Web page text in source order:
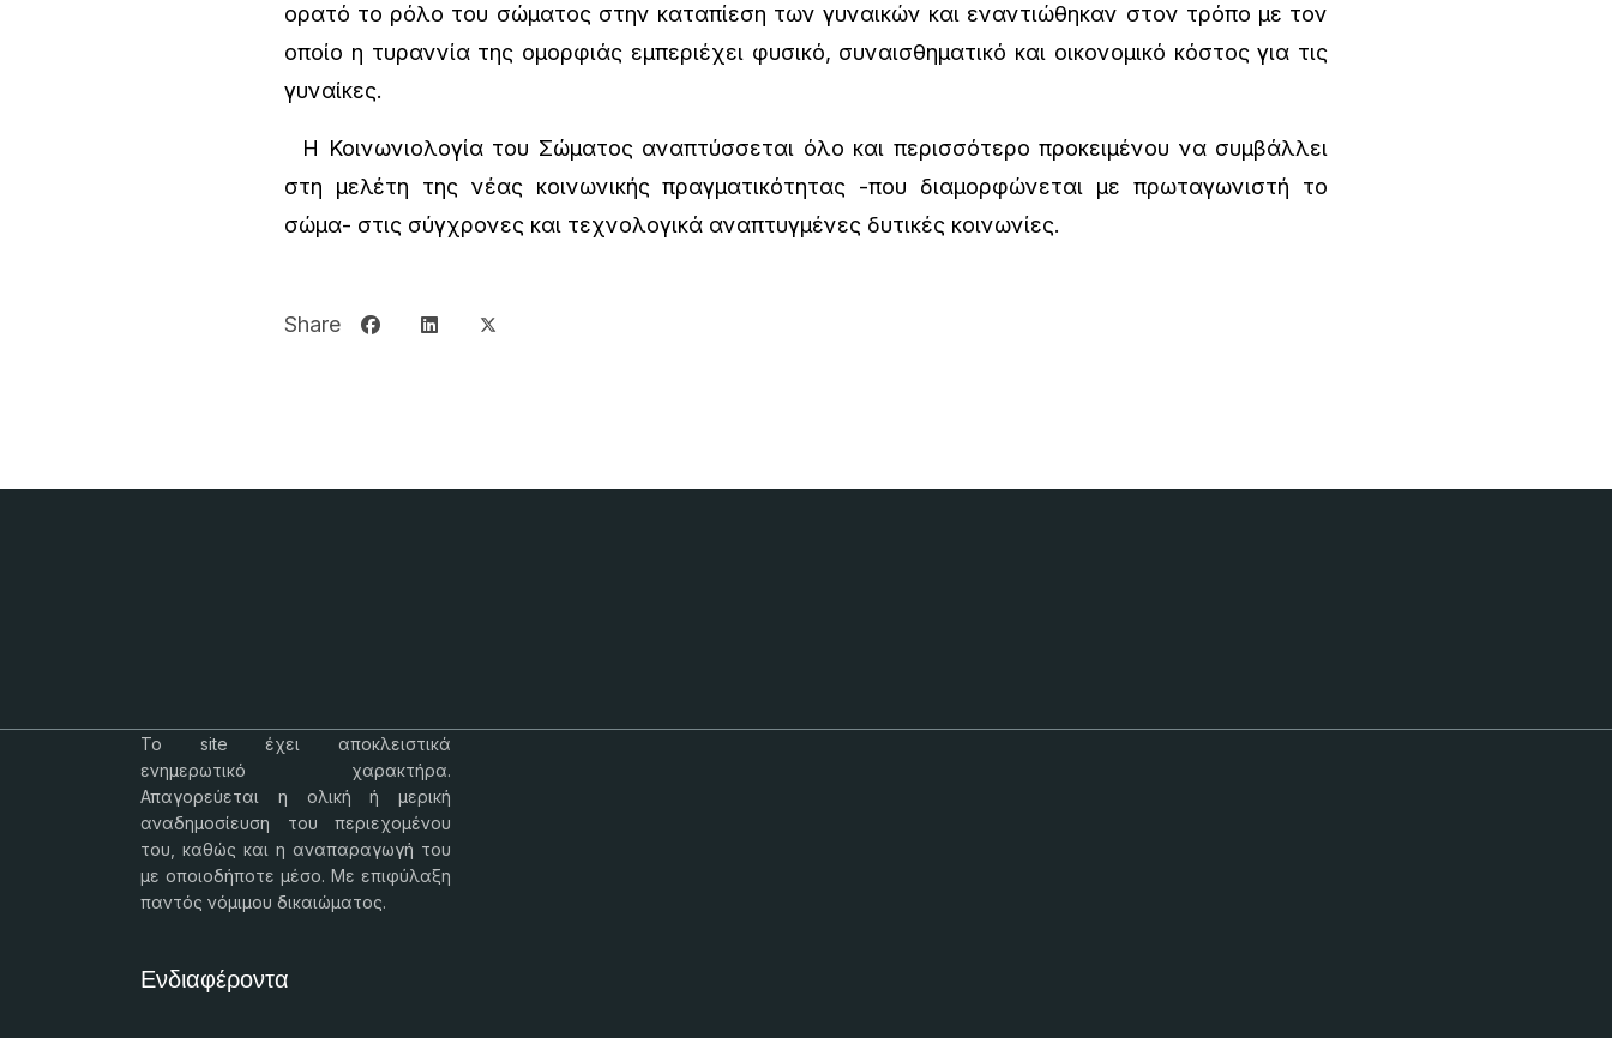
ορατό το ρόλο του σώματος στην καταπίεση των γυναικών και εναντιώθηκαν στον τρόπο με τον
οποίο η τυραννία της ομορφιάς εμπεριέχει φυσικό, συναισθηματικό και οικονομικό κόστος για τις
γυναίκες.
Η Κοινωνιολογία του Σώματος αναπτύσσεται όλο και περισσότερο προκειμένου να συμβάλλει
στη μελέτη της νέας κοινωνικής πραγματικότητας -που διαμορφώνεται με πρωταγωνιστή το
σώμα- στις σύγχρονες και τεχνολογικά αναπτυγμένες δυτικές κοινωνίες.
Share
Το site έχει αποκλειστικά
ενημερωτικό χαρακτήρα.
Απαγορεύεται η ολική ή μερική
αναδημοσίευση του περιεχομένου
του, καθώς και η αναπαραγωγή του
με οποιοδήποτε μέσο. Με επιφύλαξη
παντός νόμιμου δικαιώματος.
Ενδιαφέροντα